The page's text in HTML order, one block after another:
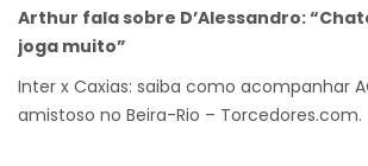
Arthur fala sobre D’Alessandro:
joga muito”
Inter x Caxias: saiba como acompanhar
amistoso no Beira-Rio – Torcedores.com.